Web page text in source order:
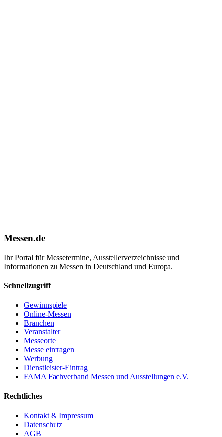
Messen.de
Ihr Portal für Messetermine, Ausstellerverzeichnisse und
Informationen zu Messen in Deutschland und Europa.
Schnellzugriff
Gewinnspiele
Online-Messen
Branchen
Veranstalter
Messeorte
Messe eintragen
Werbung
Dienstleister-Eintrag
FAMA Fachverband Messen und Ausstellungen e.V.
Rechtliches
Kontakt & Impressum
Datenschutz
AGB